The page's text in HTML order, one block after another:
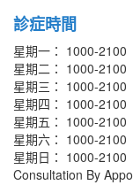
診症時間
星期一： 1000-2100
星期二： 1000-2100
星期三： 1000-2100
星期四： 1000-2100
星期五： 1000-2100
星期六： 1000-2100
星期日： 1000-2100
Consultation By